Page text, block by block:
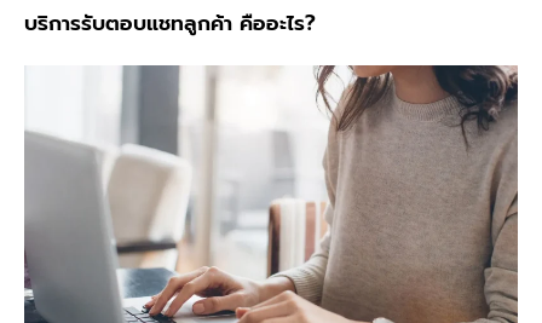
บริการรับตอบแชทลูกค้า คืออะไร?